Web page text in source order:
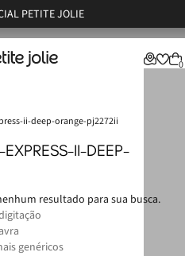
PETITE JOLIE
0
ii-deep-orange-pj2272ii
EXPRESS-II-DEEP-
resultado para sua busca.
genéricos